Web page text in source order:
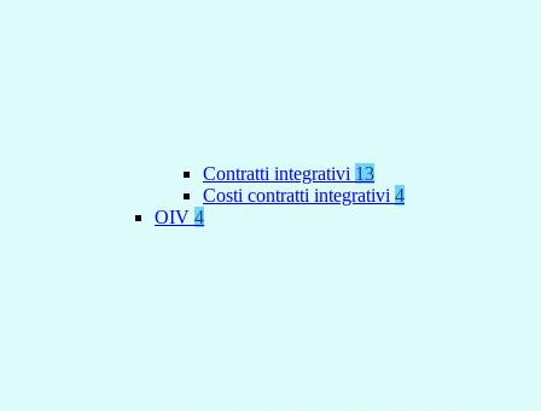
Contratti integrativi 13
Costi contratti integrativi 4
OIV 4